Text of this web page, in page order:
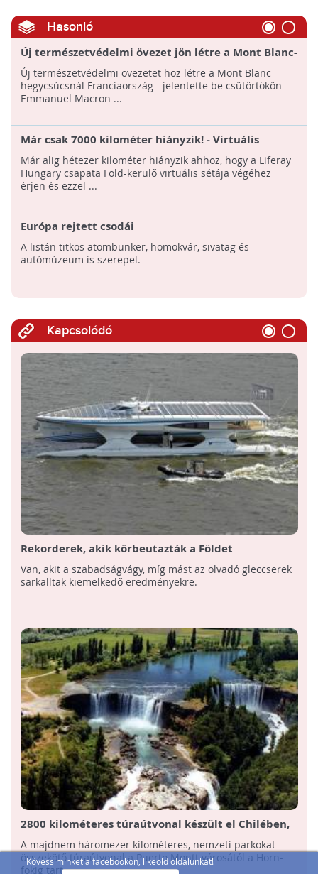
Kövess minket a facebookon, likeold oldalunkat!
Hasonló
Új természetvédelmi övezet jön létre a Mont Blanc-
nál
Új természetvédelmi övezetet hoz létre a Mont Blanc
hegycsúcsnál Franciaország - jelentette be csütörtökön
Emmanuel Macron ...
Már csak 7000 kilométer hiányzik! - Virtuális
sétával gyűjtenek a fogyatékkal élők számára
Már alig hétezer kilométer hiányzik ahhoz, hogy a Liferay
Hungary csapata Föld-kerülő virtuális sétája végéhez
érjen és ezzel ...
Európa rejtett csodái
A listán titkos atombunker, homokvár, sivatag és
autómúzeum is szerepel.
Kapcsolódó
Rekorderek, akik körbeutazták a Földet
Van, akit a szabadságvágy, míg mást az olvadó gleccserek
sarkalltak kiemelkedő eredményekre.
2800 kilométeres túraútvonal készült el Chilében,
amely tizenhét patagóniai nemzeti parkot köt
össze!
A majdnem háromezer kilométeres, nemzeti parkokat
összekötő túraútvonal a Puerto Montt városától a Horn-
fokig tart.